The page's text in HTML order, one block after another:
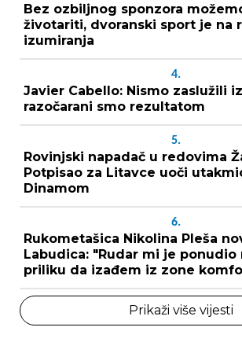
Bez ozbiljnog sponzora
životariti, dvoranski sport je na
izumiranja
4.
Javier Cabello: Nismo zaslužili
razočarani smo rezultatom
5.
Rovinjski napadač u redovima
Potpisao za Litavce uoči
Dinamom
6.
Rukometašica Nikolina Pleša
Labudica: "Rudar mi je ponudio
priliku da izađem iz zone
Prikaži više vijesti